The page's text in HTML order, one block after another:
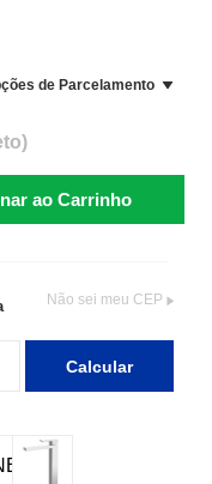
de Parcelamento
ao Carrinho
Não sei meu CEP
Calcular